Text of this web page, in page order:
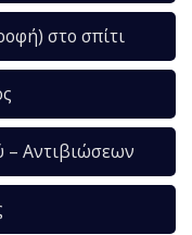
στο σπίτι
– Αντιβιώσεων